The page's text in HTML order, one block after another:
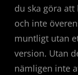
du ska göra
och inte
muntligt utan
version. Utan
nämligen inte